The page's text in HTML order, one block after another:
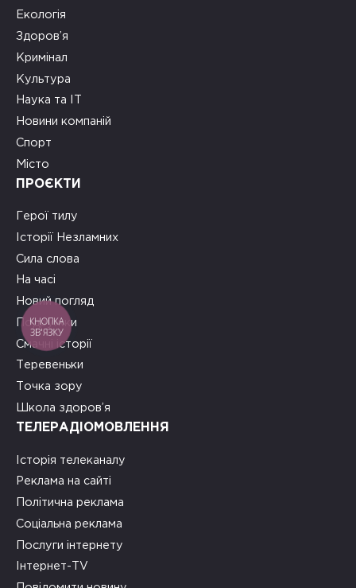
Екологія
Здоров’я
Кримінал
Культура
Наука та ІТ
Новини компаній
Спорт
Місто
ПРОЄКТИ
Герої тилу
Історії Незламних
Сила слова
На часі
Новий погляд
Подружки
Смачні історії
Теревеньки
Точка зору
Школа здоров’я
ТЕЛЕРАДІОМОВЛЕННЯ
Історія телеканалу
Реклама на сайті
Політична реклама
Соціальна реклама
Послуги інтернету
Інтернет-TV
КНОПКА
ЗВ'ЯЗКУ